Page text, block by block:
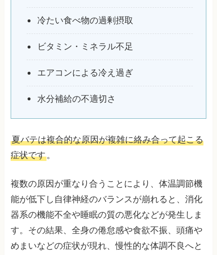
冷たい食べ物の過剰摂取
ビタミン・ミネラル不足
エアコンによる冷え過ぎ
水分補給の不適切さ
夏バテは複合的な原因が複雑に絡み合って起こる
症状です。
複数の原因が重なり合うことにより、体温調節機
能が低下し自律神経のバランスが崩れると、消化
器系の機能不全や睡眠の質の悪化などが発生しま
す。その結果、全身の倦怠感や食欲不振、頭痛や
めまいなどの症状が現れ、慢性的な体調不良へと